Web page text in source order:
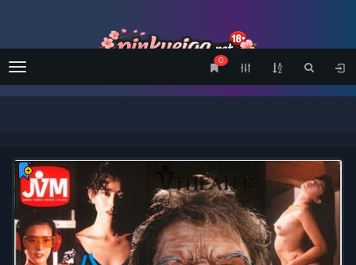
Menu
0